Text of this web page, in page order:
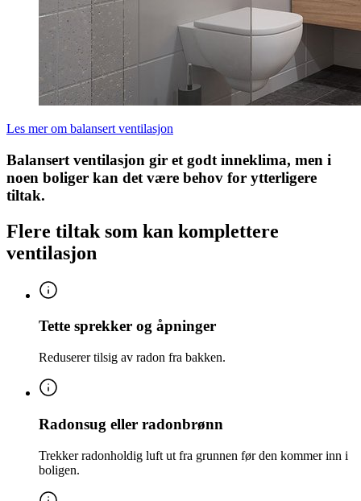
Les mer om balansert ventilasjon
Balansert ventilasjon gir et godt inneklima, men i
noen boliger kan det være behov for ytterligere
tiltak.
Flere tiltak som kan komplettere
ventilasjon
Tette sprekker og åpninger
Reduserer tilsig av radon fra bakken.
Radonsug eller radonbrønn
Trekker radonholdig luft ut fra grunnen før den kommer inn i
boligen.